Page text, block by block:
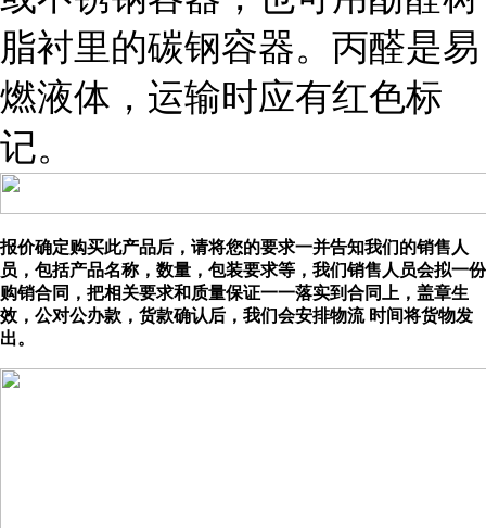
脂衬里的碳钢容器。丙醛是易
燃液体，运输时应有红色标
记。
报价确定购买此产品后，请将您的要求一并告知我们的销售人
员，包括产品名称，数量，包装要求等，我们销售人员会拟一份
购销合同，把相关要求和质量保证一一落实到合同上，盖章生
效，公对公办款，货款确认后，我们会安排物流 时间将货物发
出。